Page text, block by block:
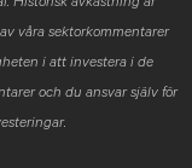
våra sektorkommentarer
i att investera i de
och du ansvar själv för